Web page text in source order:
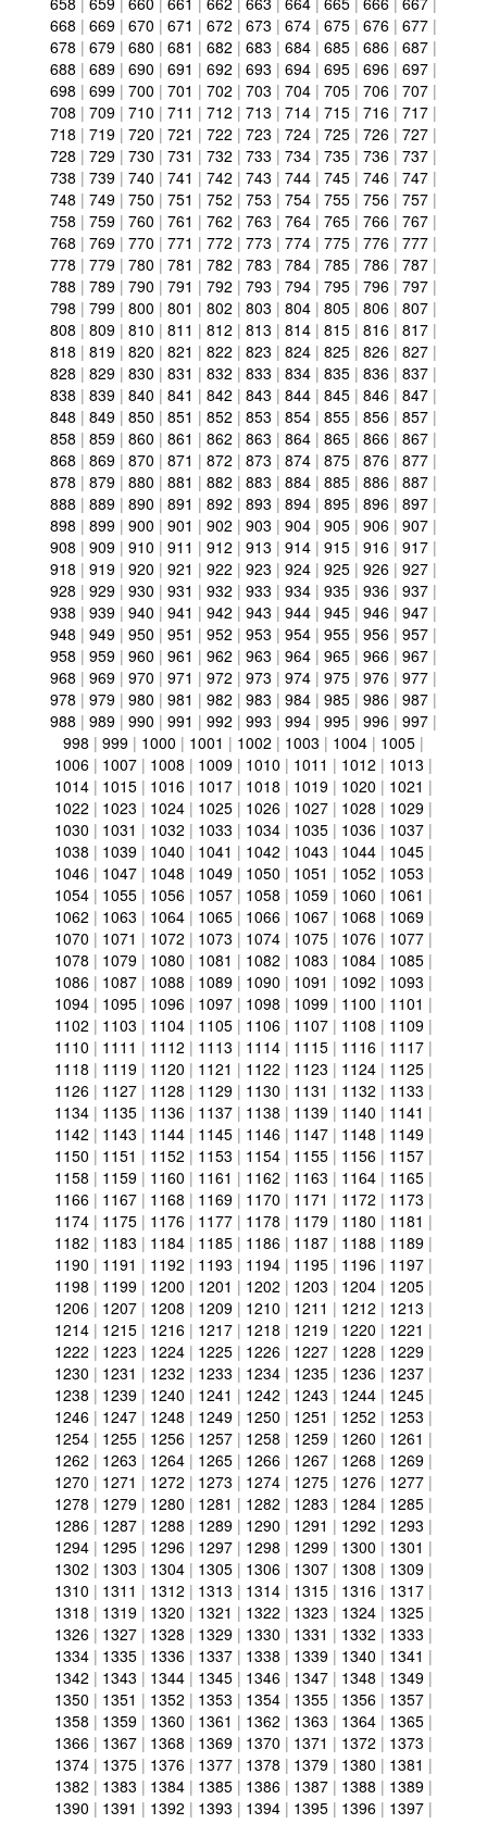
668 | 669 | 670 | 671 | 672 | 673 | 674 | 675 | 676 | 677 |
678 | 679 | 680 | 681 | 682 | 683 | 684 | 685 | 686 | 687 |
688 | 689 | 690 | 691 | 692 | 693 | 694 | 695 | 696 | 697 |
698 | 699 | 700 | 701 | 702 | 703 | 704 | 705 | 706 | 707 |
708 | 709 | 710 | 711 | 712 | 713 | 714 | 715 | 716 | 717 |
718 | 719 | 720 | 721 | 722 | 723 | 724 | 725 | 726 | 727 |
728 | 729 | 730 | 731 | 732 | 733 | 734 | 735 | 736 | 737 |
738 | 739 | 740 | 741 | 742 | 743 | 744 | 745 | 746 | 747 |
748 | 749 | 750 | 751 | 752 | 753 | 754 | 755 | 756 | 757 |
758 | 759 | 760 | 761 | 762 | 763 | 764 | 765 | 766 | 767 |
768 | 769 | 770 | 771 | 772 | 773 | 774 | 775 | 776 | 777 |
778 | 779 | 780 | 781 | 782 | 783 | 784 | 785 | 786 | 787 |
788 | 789 | 790 | 791 | 792 | 793 | 794 | 795 | 796 | 797 |
798 | 799 | 800 | 801 | 802 | 803 | 804 | 805 | 806 | 807 |
808 | 809 | 810 | 811 | 812 | 813 | 814 | 815 | 816 | 817 |
818 | 819 | 820 | 821 | 822 | 823 | 824 | 825 | 826 | 827 |
828 | 829 | 830 | 831 | 832 | 833 | 834 | 835 | 836 | 837 |
838 | 839 | 840 | 841 | 842 | 843 | 844 | 845 | 846 | 847 |
848 | 849 | 850 | 851 | 852 | 853 | 854 | 855 | 856 | 857 |
858 | 859 | 860 | 861 | 862 | 863 | 864 | 865 | 866 | 867 |
868 | 869 | 870 | 871 | 872 | 873 | 874 | 875 | 876 | 877 |
878 | 879 | 880 | 881 | 882 | 883 | 884 | 885 | 886 | 887 |
888 | 889 | 890 | 891 | 892 | 893 | 894 | 895 | 896 | 897 |
898 | 899 | 900 | 901 | 902 | 903 | 904 | 905 | 906 | 907 |
908 | 909 | 910 | 911 | 912 | 913 | 914 | 915 | 916 | 917 |
918 | 919 | 920 | 921 | 922 | 923 | 924 | 925 | 926 | 927 |
928 | 929 | 930 | 931 | 932 | 933 | 934 | 935 | 936 | 937 |
938 | 939 | 940 | 941 | 942 | 943 | 944 | 945 | 946 | 947 |
948 | 949 | 950 | 951 | 952 | 953 | 954 | 955 | 956 | 957 |
958 | 959 | 960 | 961 | 962 | 963 | 964 | 965 | 966 | 967 |
968 | 969 | 970 | 971 | 972 | 973 | 974 | 975 | 976 | 977 |
978 | 979 | 980 | 981 | 982 | 983 | 984 | 985 | 986 | 987 |
988 | 989 | 990 | 991 | 992 | 993 | 994 | 995 | 996 | 997 |
998 | 999 | 1000 | 1001 | 1002 | 1003 | 1004 | 1005 |
1006 | 1007 | 1008 | 1009 | 1010 | 1011 | 1012 | 1013 |
1014 | 1015 | 1016 | 1017 | 1018 | 1019 | 1020 | 1021 |
1022 | 1023 | 1024 | 1025 | 1026 | 1027 | 1028 | 1029 |
1030 | 1031 | 1032 | 1033 | 1034 | 1035 | 1036 | 1037 |
1038 | 1039 | 1040 | 1041 | 1042 | 1043 | 1044 | 1045 |
1046 | 1047 | 1048 | 1049 | 1050 | 1051 | 1052 | 1053 |
1054 | 1055 | 1056 | 1057 | 1058 | 1059 | 1060 | 1061 |
1062 | 1063 | 1064 | 1065 | 1066 | 1067 | 1068 | 1069 |
1070 | 1071 | 1072 | 1073 | 1074 | 1075 | 1076 | 1077 |
1078 | 1079 | 1080 | 1081 | 1082 | 1083 | 1084 | 1085 |
1086 | 1087 | 1088 | 1089 | 1090 | 1091 | 1092 | 1093 |
1094 | 1095 | 1096 | 1097 | 1098 | 1099 | 1100 | 1101 |
1102 | 1103 | 1104 | 1105 | 1106 | 1107 | 1108 | 1109 |
1110 | 1111 | 1112 | 1113 | 1114 | 1115 | 1116 | 1117 |
1118 | 1119 | 1120 | 1121 | 1122 | 1123 | 1124 | 1125 |
1126 | 1127 | 1128 | 1129 | 1130 | 1131 | 1132 | 1133 |
1134 | 1135 | 1136 | 1137 | 1138 | 1139 | 1140 | 1141 |
1142 | 1143 | 1144 | 1145 | 1146 | 1147 | 1148 | 1149 |
1150 | 1151 | 1152 | 1153 | 1154 | 1155 | 1156 | 1157 |
1158 | 1159 | 1160 | 1161 | 1162 | 1163 | 1164 | 1165 |
1166 | 1167 | 1168 | 1169 | 1170 | 1171 | 1172 | 1173 |
1174 | 1175 | 1176 | 1177 | 1178 | 1179 | 1180 | 1181 |
1182 | 1183 | 1184 | 1185 | 1186 | 1187 | 1188 | 1189 |
1190 | 1191 | 1192 | 1193 | 1194 | 1195 | 1196 | 1197 |
1198 | 1199 | 1200 | 1201 | 1202 | 1203 | 1204 | 1205 |
1206 | 1207 | 1208 | 1209 | 1210 | 1211 | 1212 | 1213 |
1214 | 1215 | 1216 | 1217 | 1218 | 1219 | 1220 | 1221 |
1222 | 1223 | 1224 | 1225 | 1226 | 1227 | 1228 | 1229 |
1230 | 1231 | 1232 | 1233 | 1234 | 1235 | 1236 | 1237 |
1238 | 1239 | 1240 | 1241 | 1242 | 1243 | 1244 | 1245 |
1246 | 1247 | 1248 | 1249 | 1250 | 1251 | 1252 | 1253 |
1254 | 1255 | 1256 | 1257 | 1258 | 1259 | 1260 | 1261 |
1262 | 1263 | 1264 | 1265 | 1266 | 1267 | 1268 | 1269 |
1270 | 1271 | 1272 | 1273 | 1274 | 1275 | 1276 | 1277 |
1278 | 1279 | 1280 | 1281 | 1282 | 1283 | 1284 | 1285 |
1286 | 1287 | 1288 | 1289 | 1290 | 1291 | 1292 | 1293 |
1294 | 1295 | 1296 | 1297 | 1298 | 1299 | 1300 | 1301 |
1302 | 1303 | 1304 | 1305 | 1306 | 1307 | 1308 | 1309 |
1310 | 1311 | 1312 | 1313 | 1314 | 1315 | 1316 | 1317 |
1318 | 1319 | 1320 | 1321 | 1322 | 1323 | 1324 | 1325 |
1326 | 1327 | 1328 | 1329 | 1330 | 1331 | 1332 | 1333 |
1334 | 1335 | 1336 | 1337 | 1338 | 1339 | 1340 | 1341 |
1342 | 1343 | 1344 | 1345 | 1346 | 1347 | 1348 | 1349 |
1350 | 1351 | 1352 | 1353 | 1354 | 1355 | 1356 | 1357 |
1358 | 1359 | 1360 | 1361 | 1362 | 1363 | 1364 | 1365 |
1366 | 1367 | 1368 | 1369 | 1370 | 1371 | 1372 | 1373 |
1374 | 1375 | 1376 | 1377 | 1378 | 1379 | 1380 | 1381 |
1382 | 1383 | 1384 | 1385 | 1386 | 1387 | 1388 | 1389 |
1390 | 1391 | 1392 | 1393 | 1394 | 1395 | 1396 | 1397 |